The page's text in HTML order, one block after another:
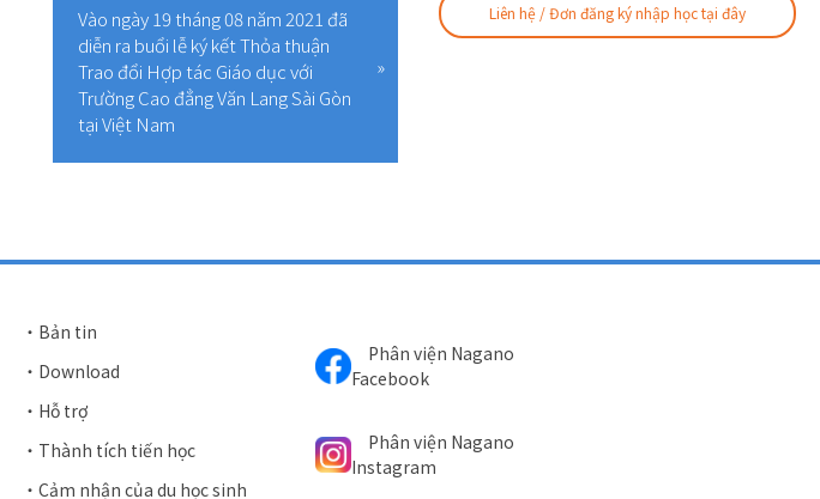
Liên hệ / Đơn đăng ký nhập học tại đây
Vào ngày 19 tháng 08 năm 2021 đã
diễn ra buổi lễ ký kết Thỏa thuận
Trao đổi Hợp tác Giáo dục với
Trường Cao đẳng Văn Lang Sài Gòn
tại Việt Nam
・Bản tin
・Download
・Hỗ trợ
・Thành tích tiến học
・Cảm nhận của du học sinh
Phân viện Nagano
Facebook
Phân viện Nagano
Instagram